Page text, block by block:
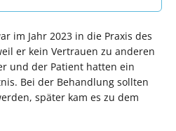
im Jahr 2023 in die Praxis des
er kein Vertrauen zu anderen
und der Patient hatten ein
Bei der Behandlung sollten
später kam es zu dem